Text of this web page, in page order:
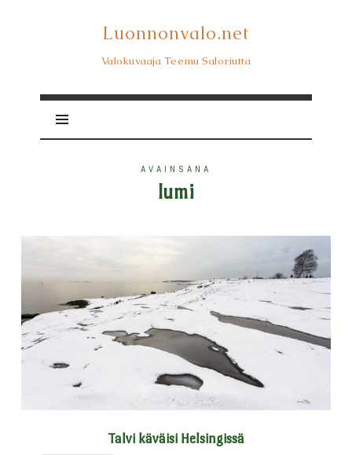
Luonnonvalo.net
Luonnonvalo.net
Valokuvaaja Teemu Saloriutta
AVAINSANA
lumi
Talvi käväisi Helsingissä